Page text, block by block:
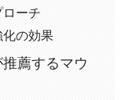
ーチ
化の効果
推薦するマウ